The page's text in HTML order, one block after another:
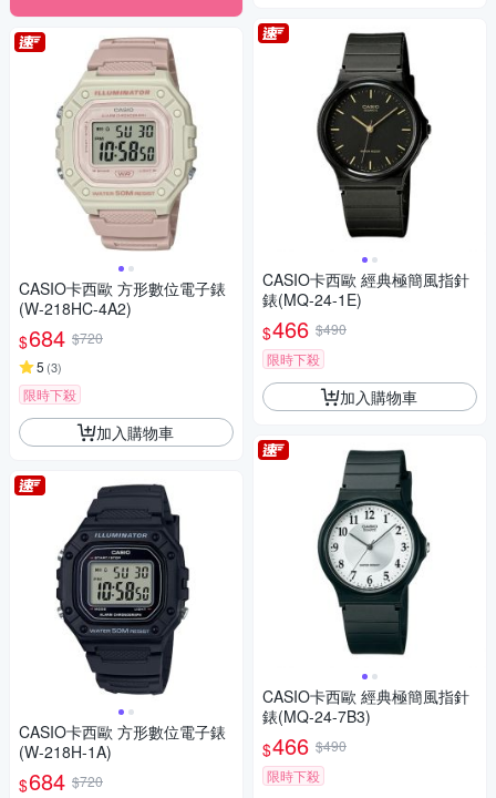
CASIO卡西歐 方形數位電子錶
(W-218HC-4A2)
$684 $720
5 (3)
限時下殺
加入購物車
CASIO卡西歐 方形數位電子錶
(W-218H-1A)
$684 $720
CASIO卡西歐 經典極簡風指針
錶(MQ-24-1E)
$466 $490
限時下殺
加入購物車
CASIO卡西歐 經典極簡風指針
錶(MQ-24-7B3)
$466 $490
限時下殺